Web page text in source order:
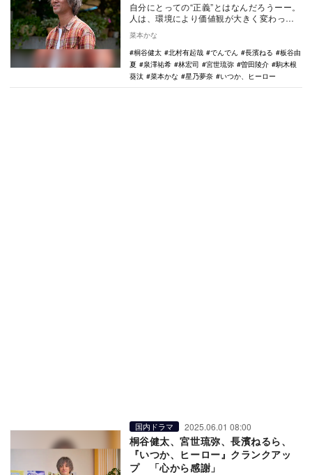
自分にとっての“正義”とはなんだろうーー。
人は、環境により価値観が大きく変わって
いればいい…
菜本かな
桐谷健太
北村有起哉 でんでん 長濱ねる
板谷由
夏
泉澤祐希 林宏司 宮世琉弥 曽田陵介
駒木根
葵汰
菜本かな 星乃夢奈 いつか、ヒーロー
国内ドラマ 2025.06.01 08:00
桐谷健太、宮世琉弥、長濱ねるら、
『いつか、ヒーロー』クランクアッ
プ 「心から感謝」